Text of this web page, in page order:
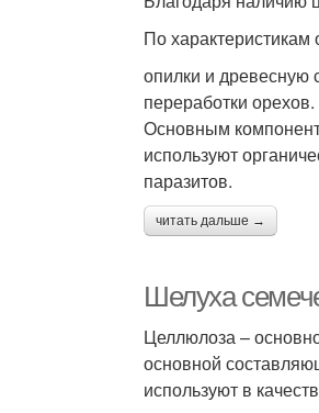
По характеристикам
опилки и древесную
переработки орехов.
Основным
используют
паразитов.
читать дальше →
Шелуха
Целлюлоза –
основной
используют в